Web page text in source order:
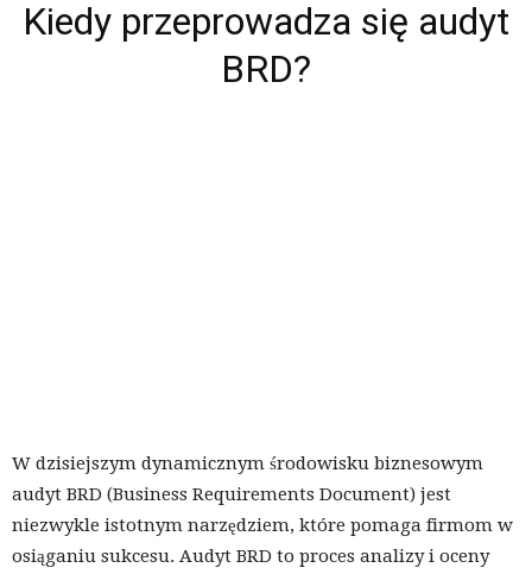
Kiedy przeprowadza się audyt
BRD?
W dzisiejszym dynamicznym środowisku biznesowym
audyt BRD (Business Requirements Document) jest
niezwykle istotnym narzędziem, które pomaga firmom w
osiąganiu sukcesu. Audyt BRD to proces analizy i oceny